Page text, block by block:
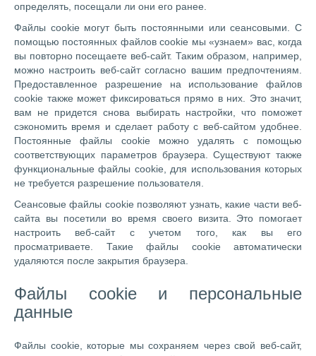
определять, посещали ли они его ранее.
Файлы cookie могут быть постоянными или сеансовыми. С
помощью постоянных файлов cookie мы «узнаем» вас, когда
вы повторно посещаете веб-сайт. Таким образом, например,
можно настроить веб-сайт согласно вашим предпочтениям.
Предоставленное разрешение на использование файлов
cookie также может фиксироваться прямо в них. Это значит,
вам не придется снова выбирать настройки, что поможет
сэкономить время и сделает работу с веб-сайтом удобнее.
Постоянные файлы cookie можно удалять с помощью
соответствующих параметров браузера. Существуют также
функциональные файлы cookie, для использования которых
не требуется разрешение пользователя.
Сеансовые файлы cookie позволяют узнать, какие части веб-
сайта вы посетили во время своего визита. Это помогает
настроить веб-сайт с учетом того, как вы его
просматриваете. Такие файлы cookie автоматически
удаляются после закрытия браузера.
Файлы cookie и персональные
данные
Файлы cookie, которые мы сохраняем через свой веб-сайт,